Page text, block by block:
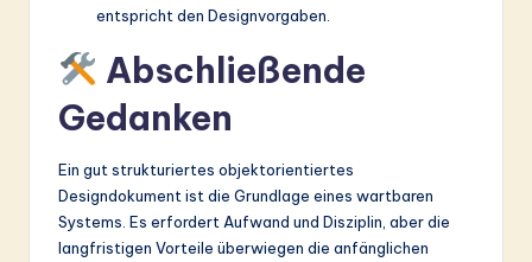
entspricht den Designvorgaben.
Abschließende
Gedanken
Ein gut strukturiertes objektorientiertes
Designdokument ist die Grundlage eines wartbaren
Systems. Es erfordert Aufwand und Disziplin, aber die
langfristigen Vorteile überwiegen die anfänglichen